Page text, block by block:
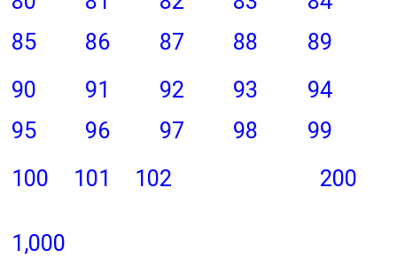
85
86 87 88
89
90
91 92 93
94
95
96 97 98
99
100
101 102 200
1,000